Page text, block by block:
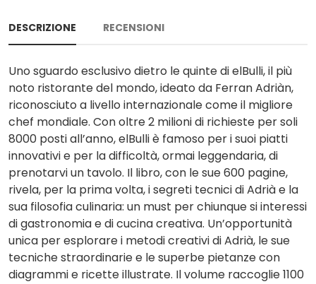
DESCRIZIONE RECENSIONI
Uno sguardo esclusivo dietro le quinte di elBulli, il più
noto ristorante del mondo, ideato da Ferran Adriàn,
riconosciuto a livello internazionale come il migliore
chef mondiale. Con oltre 2 milioni di richieste per soli
8000 posti all’anno, elBulli è famoso per i suoi piatti
innovativi e per la difficoltà, ormai leggendaria, di
prenotarvi un tavolo. Il libro, con le sue 600 pagine,
rivela, per la prima volta, i segreti tecnici di Adrià e la
sua filosofia culinaria: un must per chiunque si interessi
di gastronomia e di cucina creativa. Un’opportunità
unica per esplorare i metodi creativi di Adrià, le sue
tecniche straordinarie e le superbe pietanze con
diagrammi e ricette illustrate. Il volume raccoglie 1100